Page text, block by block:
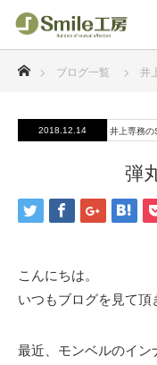
ブログ一覧 井
2018.12.14 井上専務の
弾
こんにちは。
いつもブログを見て頂
最近、モンベルのイ